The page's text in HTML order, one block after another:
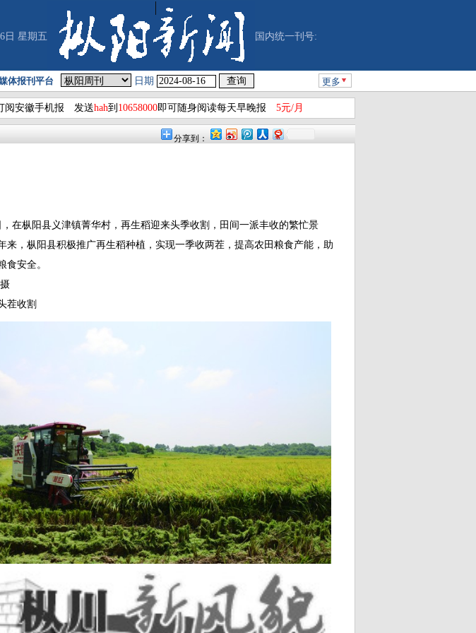
日 星期五 国内统一刊号:
体报刊平台 日期 更多
阅安徽手机报 发送hah到 10658000即可随身阅读每天早晚报 5元/月
分享到：
，在枞阳县义津镇菁华村，再生稻迎来头季收割，田间一派丰收的繁忙景
来，枞阳县积极推广再生稻种植，实现一季收两茬，提高农田粮食产能，助
食安全。
茬收割